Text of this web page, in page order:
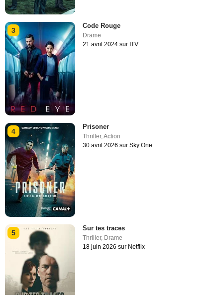
3
Code Rouge
Drame
21 avril 2024 sur ITV
4
Prisoner
Thriller,Action
30 avril 2026 sur Sky One
5
Sur tes traces
Thriller, Drame
18 juin 2026 sur Netflix